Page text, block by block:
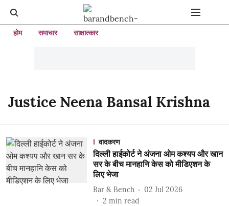
होम समाचार साक्षात्कार
Justice Neena Bansal Krishna
वादकरण
दिल्ली हाईकोर्ट ने अंजना ओम कश्यप और खान
सर के बीच मानहानि केस को मीडिएशन के
लिए भेजा
Bar & Bench
02 Jul 2026
2 min read